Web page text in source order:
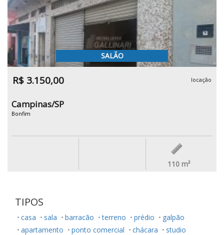
SALÃO
R$ 3.150,00 locação
Campinas/SP
Bonfim
110 m²
TIPOS
casa sala barracão terreno prédio
galpão
apartamento
ponto comercial chácara studio